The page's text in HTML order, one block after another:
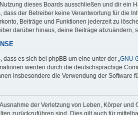
dieses Boards ausschließen und dir ein
dass der Betreiber keine Verantwortung für die
Beiträge und Funktionen jederzeit zu
darüber hinaus, deine Beiträge
dass es sich bei phpBB um eine unter der „GNU
werden durch die deutschsprachige
insbesondere die Verwendung der Software
der Verletzung von Leben, Körper
zurückzuführen sind. Dies gilt auch für